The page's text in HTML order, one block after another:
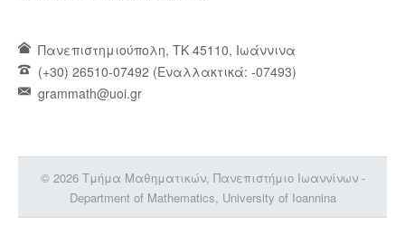
Πανεπιστημιούπολη, TK 45110, Ιωάννινα
(+30) 26510-07492 (Εναλλακτικά: -07493)
grammath@uoi.gr
© 2026 Τμήμα Μαθηματικών, Πανεπιστήμιο Ιωαννίνων -
Department of Mathematics, University of Ioannina